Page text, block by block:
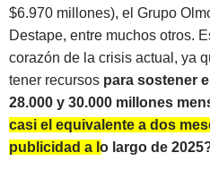
$6.970 millones), el Grupo
Destape, entre muchos otros.
corazón de la crisis actual, ya
tener recursos para sostener
28.000 y 30.000 millones
casi el equivalente a dos
publicidad a lo largo de